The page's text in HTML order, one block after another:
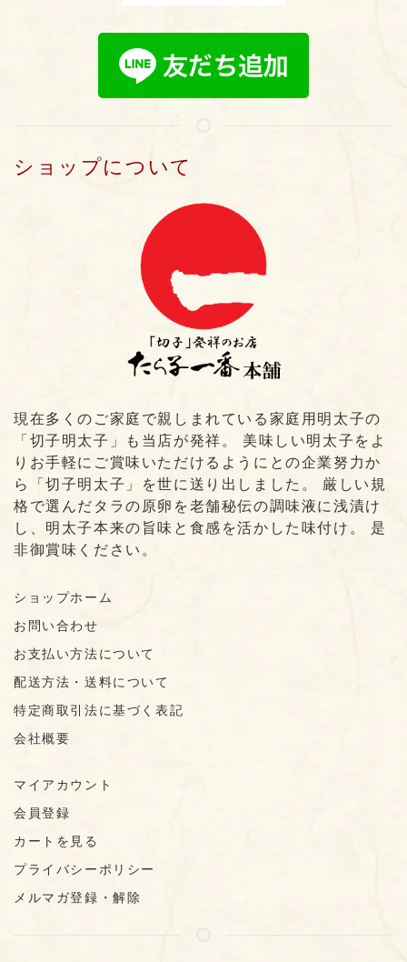
ショップについて
現在多くのご家庭で親しまれている家庭用明太子の
「切子明太子」も当店が発祥。 美味しい明太子をよ
りお手軽にご賞味いただけるようにとの企業努力か
ら「切子明太子」を世に送り出しました。 厳しい規
格で選んだタラの原卵を老舗秘伝の調味液に浅漬け
し、明太子本来の旨味と食感を活かした味付け。 是
非御賞味ください。
ショップホーム
お問い合わせ
お支払い方法について
配送方法・送料について
特定商取引法に基づく表記
会社概要
マイアカウント
会員登録
カートを見る
プライバシーポリシー
メルマガ登録・解除